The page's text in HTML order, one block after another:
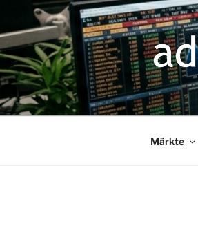
springen
Märkte